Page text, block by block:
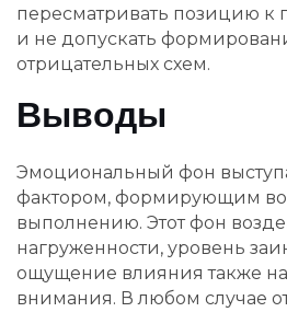
пересматривать позицию к
и не допускать
отрицательных схем.
Выводы
Эмоциональный фон
фактором, формирующим
выполнению. Этот фон
нагруженности, уровень
ощущение влияния также
внимания. В любом случае